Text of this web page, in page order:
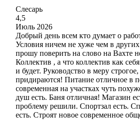
Слесарь
4,5
Июль 2026
Добрый день всем кто думает о
Условия ничем не хуже чем в
прошу поверить на слово на Вахте
Коллектив , а что коллектив как
и будет. Руководство в меру
придираются! Питание отличное в
современная на участках чуть
душ есть. Баня отличная! Магазин
проблему решили. Спортзал есть.
есть. Строят новое современное